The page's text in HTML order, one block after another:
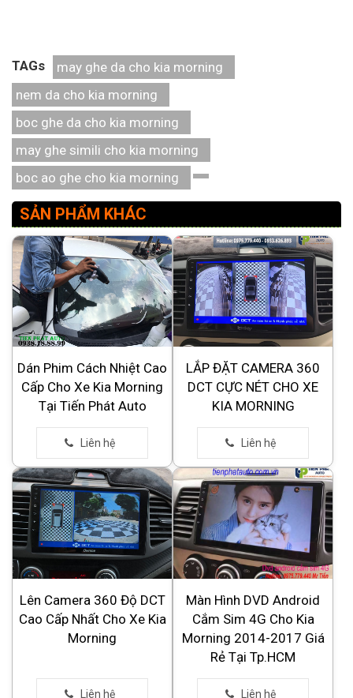
TAGs
may ghe da cho kia morning
nem da cho kia morning
boc ghe da cho kia morning
may ghe simili cho kia morning
boc ao ghe cho kia morning
SẢN PHẨM KHÁC
Dán Phim Cách Nhiệt Cao
Cấp Cho Xe Kia Morning
Tại Tiến Phát Auto
LẮP ĐẶT CAMERA 360
DCT CỰC NÉT CHO XE
KIA MORNING
Lên Camera 360 Độ DCT
Cao Cấp Nhất Cho Xe Kia
Morning
Màn Hình DVD Android
Cắm Sim 4G Cho Kia
Morning 2014-2017 Giá
Rẻ Tại Tp.HCM